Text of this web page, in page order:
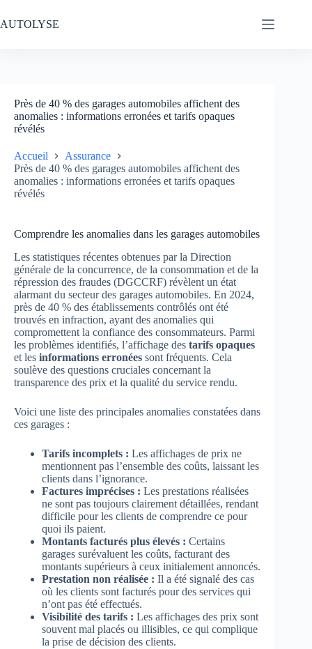
au
contenu
AUTOLYSE
Près de 40 % des garages automobiles affichent des
anomalies : informations erronées et tarifs opaques
révélés
Accueil
Assurance
Près de 40 % des garages automobiles affichent des
anomalies : informations erronées et tarifs opaques
révélés
Comprendre les anomalies dans les garages automobiles
Les statistiques récentes obtenues par la Direction
générale de la concurrence, de la consommation et de la
répression des fraudes (DGCCRF) révèlent un état
alarmant du secteur des garages automobiles. En 2024,
près de 40 % des établissements contrôlés ont été
trouvés en infraction, ayant des anomalies qui
compromettent la confiance des consommateurs. Parmi
les problèmes identifiés, l’affichage des tarifs opaques
et les informations erronées sont fréquents. Cela
soulève des questions cruciales concernant la
transparence des prix et la qualité du service rendu.
Voici une liste des principales anomalies constatées dans
ces garages :
Tarifs incomplets : Les affichages de prix ne
mentionnent pas l’ensemble des coûts, laissant les
clients dans l’ignorance.
Factures imprécises : Les prestations réalisées
ne sont pas toujours clairement détaillées, rendant
difficile pour les clients de comprendre ce pour
quoi ils paient.
Montants facturés plus élevés : Certains
garages surévaluent les coûts, facturant des
montants supérieurs à ceux initialement annoncés.
Prestation non réalisée : Il a été signalé des cas
où les clients sont facturés pour des services qui
n’ont pas été effectués.
Visibilité des tarifs : Les affichages des prix sont
souvent mal placés ou illisibles, ce qui complique
la prise de décision des clients.